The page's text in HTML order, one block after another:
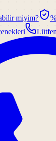
miyim?